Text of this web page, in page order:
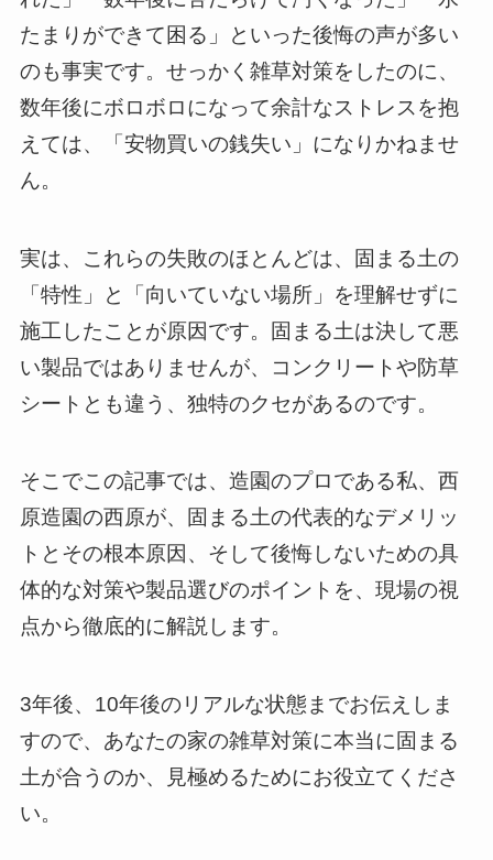
たまりができて困る」といった後悔の声が多い
のも事実です。せっかく雑草対策をしたのに、
数年後にボロボロになって余計なストレスを抱
えては、「安物買いの銭失い」になりかねませ
ん。
実は、これらの失敗のほとんどは、固まる土の
「特性」と「向いていない場所」を理解せずに
施工したことが原因です。固まる土は決して悪
い製品ではありませんが、コンクリートや防草
シートとも違う、独特のクセがあるのです。
そこでこの記事では、造園のプロである私、西
原造園の西原が、固まる土の代表的なデメリッ
トとその根本原因、そして後悔しないための具
体的な対策や製品選びのポイントを、現場の視
点から徹底的に解説します。
3年後、10年後のリアルな状態までお伝えしま
すので、あなたの家の雑草対策に本当に固まる
土が合うのか、見極めるためにお役立てくださ
い。